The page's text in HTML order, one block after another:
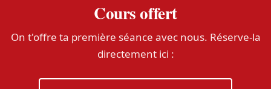
Cours offert
On t'offre ta première séance avec nous. Réserve-la
directement ici :